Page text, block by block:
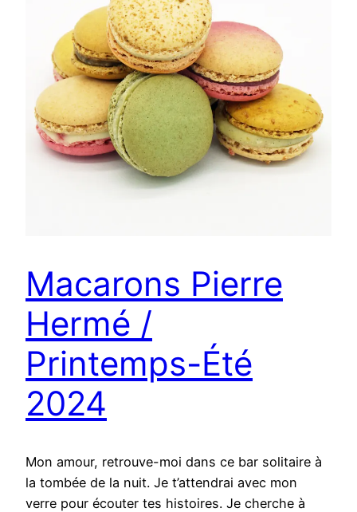
Macarons Pierre
Hermé /
Printemps-Été
2024
Mon amour, retrouve-moi dans ce bar solitaire à
la tombée de la nuit. Je t’attendrai avec mon
verre pour écouter tes histoires. Je cherche à